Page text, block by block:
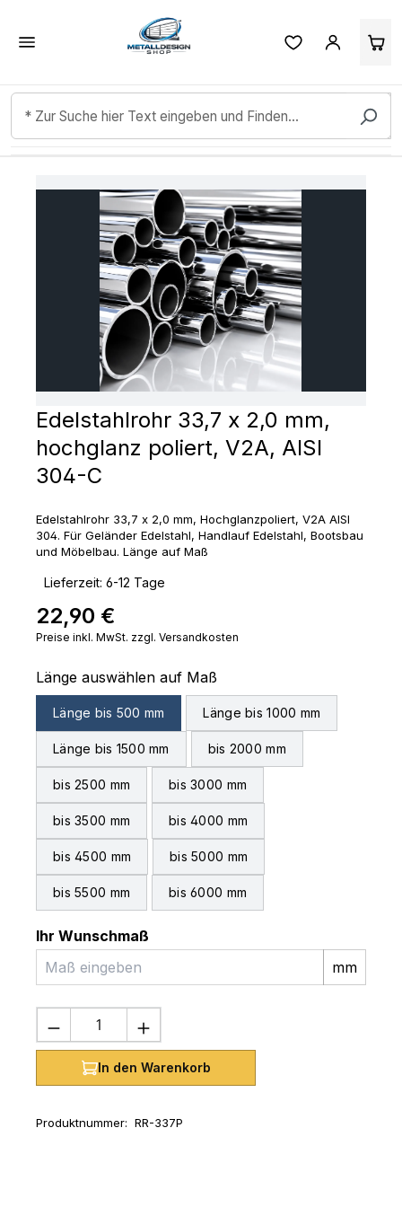
Zum Hauptinhalt springen
Bildergalerie überspringen
Edelstahlrohr 33,7 x 2,0 mm,
hochglanz poliert, V2A, AISI
304-C
Edelstahlrohr 33,7 x 2,0 mm, Hochglanzpoliert, V2A AISI
304. Für Geländer Edelstahl, Handlauf Edelstahl, Bootsbau
und Möbelbau. Länge auf Maß
Lieferzeit: 6-12 Tage
Regulärer Preis:
22,90 €
Preise inkl. MwSt. zzgl. Versandkosten
Länge auswählen auf Maß
Länge bis 500 mm Länge bis 1000 mm
Länge bis 1500 mm bis 2000 mm
bis 2500 mm bis 3000 mm
bis 3500 mm bis 4000 mm
bis 4500 mm bis 5000 mm
bis 5500 mm bis 6000 mm
Ihr Wunschmaß
mm
Produkt Anzahl: Gib den
In den Warenkorb
Produktnummer: RR-337P